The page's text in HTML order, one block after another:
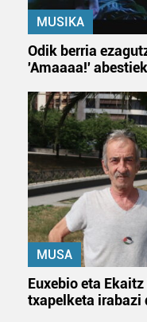
MUSIKA
Odik berria
'Amaaaa!'
MUSA
Euxebio eta
txapelketa irabazi